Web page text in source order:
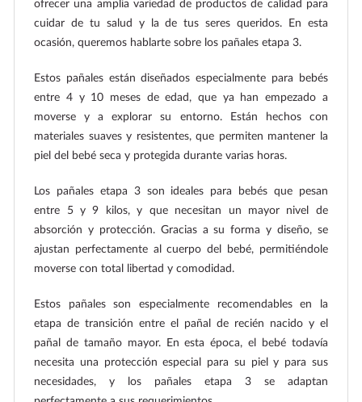
ofrecer una amplia variedad de productos de calidad para
cuidar de tu salud y la de tus seres queridos. En esta
ocasión, queremos hablarte sobre los pañales etapa 3.
Estos pañales están diseñados especialmente para bebés
entre 4 y 10 meses de edad, que ya han empezado a
moverse y a explorar su entorno. Están hechos con
materiales suaves y resistentes, que permiten mantener la
piel del bebé seca y protegida durante varias horas.
Los pañales etapa 3 son ideales para bebés que pesan
entre 5 y 9 kilos, y que necesitan un mayor nivel de
absorción y protección. Gracias a su forma y diseño, se
ajustan perfectamente al cuerpo del bebé, permitiéndole
moverse con total libertad y comodidad.
Estos pañales son especialmente recomendables en la
etapa de transición entre el pañal de recién nacido y el
pañal de tamaño mayor. En esta época, el bebé todavía
necesita una protección especial para su piel y para sus
necesidades, y los pañales etapa 3 se adaptan